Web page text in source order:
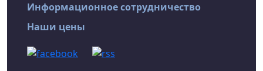
Информационное сотрудничество
Наши цены